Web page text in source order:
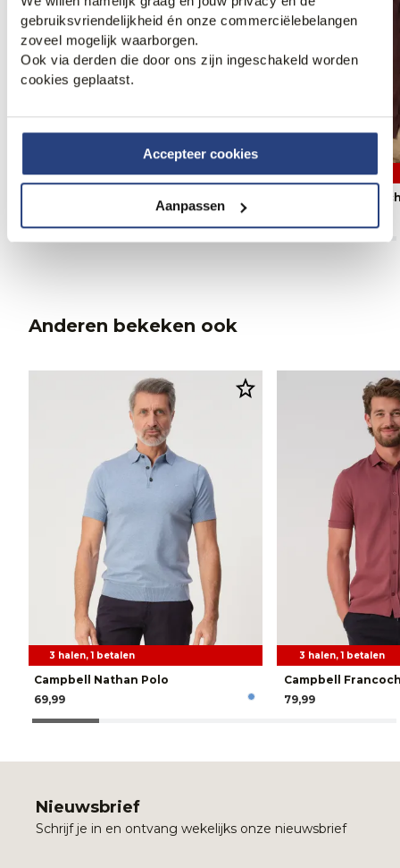
gebruiksvriendelijkheid én onze commerciëlebelangen
zoveel mogelijk waarborgen.
Ook via derden die door ons zijn ingeschakeld worden
cookies geplaatst.
Accepteer cookies
Aanpassen
3 halen, 1 betalen
Campbell Francochamp Polo
3 halen, 1 betalen
Campbell
Anderen bekeken ook
3 halen, 1 betalen
Campbell Nathan Polo
69,99
3 halen, 1 betalen
Campbell
79,99
Nieuwsbrief
Schrijf je in en ontvang wekelijks onze nieuwsbrief